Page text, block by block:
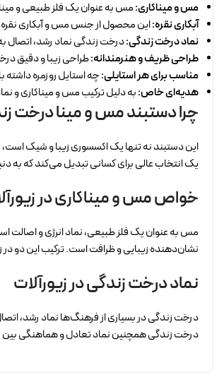
مس و میناکاری:مس به عنوان یک فلز طبیعی و
آبکاری نقره:این محصول از جنس مس و آبکاری
نماد درخت زندگی:درخت زندگی نماد رشد، اتصال
طراحی ظریف و هنرمندانه:طراحی زیبا و دقیق
مناسب برای هر استایلی:چه استایل روزمره
هدیه‌ای خاص:به دلیل ترکیب مس و میناکاری و
چرا دستبند مس و مینا درخت زندگی
این دستبند نه تنها یک اکسسوری زیبا و شیک
یک انتخاب عالی برای کسانی تبدیل می‌کند که به
خواص مس و میناکاری در
مس به عنوان یک فلز طبیعی، نماد انرژی و اصالت
نشان‌دهنده زیبایی و ظرافت است. ترکیب این دو در
نماد درخت زندگی در زیورآلات
درخت زندگی در بسیاری از فرهنگ‌ها نماد رشد،
درخت زندگی همچنین نماد تعادل و هماهنگی بین